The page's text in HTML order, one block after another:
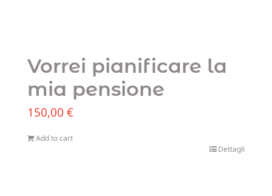
Vorrei pianificare la
mia pensione
150,00 €
Add to cart
Dettagli